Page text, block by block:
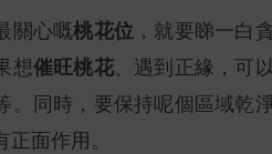
關心嘅桃花位 ，就要睇一白
想催旺桃花、遇到正緣，可
。同時，要保持呢個區域乾
面作用。